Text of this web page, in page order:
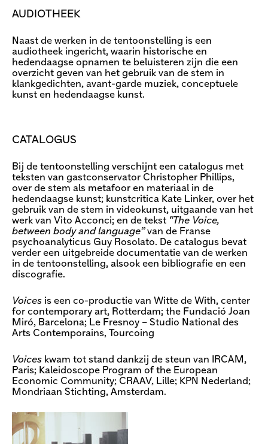
AUDIOTHEEK
Naast de werken in de tentoonstelling is een
audiotheek ingericht, waarin historische en
hedendaagse opnamen te beluisteren zijn die een
overzicht geven van het gebruik van de stem in
klankgedichten, avant-garde muziek, conceptuele
kunst en hedendaagse kunst.
CATALOGUS
Bij de tentoonstelling verschijnt een catalogus met
teksten van gastconservator Christopher Phillips,
over de stem als metafoor en materiaal in de
hedendaagse kunst; kunstcritica Kate Linker, over het
gebruik van de stem in videokunst, uitgaande van het
werk van Vito Acconci; en de tekst “The Voice,
between body and language”van de Franse
psychoanalyticus Guy Rosolato. De catalogus bevat
verder een uitgebreide documentatie van de werken
in de tentoonstelling, alsook een bibliografie en een
discografie.
Voices is een co-productie van Witte de With, center
for contemporary art, Rotterdam; the Fundació Joan
Miró, Barcelona; Le Fresnoy – Studio National des
Arts Contemporains, Tourcoing
Voices kwam tot stand dankzij de steun van IRCAM,
Paris; Kaleidoscope Program of the European
Economic Community; CRAAV, Lille; KPN Nederland;
Mondriaan Stichting, Amsterdam.